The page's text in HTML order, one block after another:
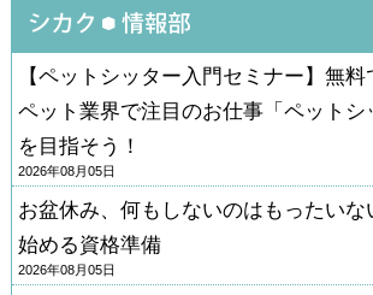
【ペットシッター入門セミナー】無料
ペット業界で注目のお仕事「ペットシ
を目指そう！
2026年08月05日
お盆休み、何もしないのはもったいな
始める資格準備
2026年08月05日